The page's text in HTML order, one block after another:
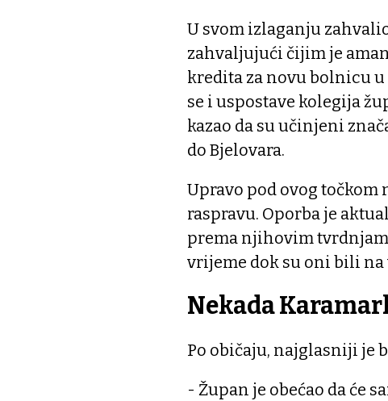
U svom izlaganju
zahvaljujući čijim je
kredita za novu bolnicu
se i uspostave kolegija
kazao da su učinjeni
do Bjelovara.
Upravo pod ovog točkom
raspravu. Oporba je
prema njihovim
vrijeme dok su oni bili na
Nekada
Po običaju, najglasniji je
- Župan je obećao da će